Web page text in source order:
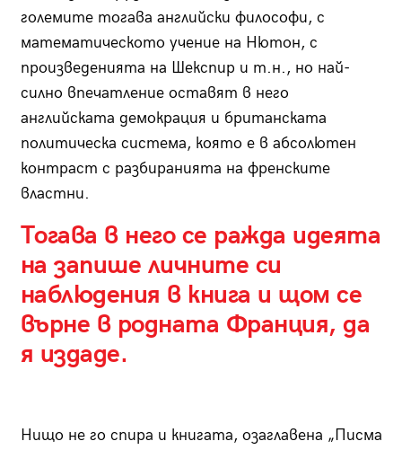
големите тогава английски философи, с
математическото учение на Нютон, с
произведенията на Шекспир и т.н., но най-
силно впечатление оставят в него
английската демокрация и британската
политическа система, която е в абсолютен
контраст с разбиранията на френските
властни.
Тогава в него се ражда идеята
на запише личните си
наблюдения в книга и щом се
върне в родната Франция, да
я издаде.
Нищо не го спира и книгата, озаглавена „Писма